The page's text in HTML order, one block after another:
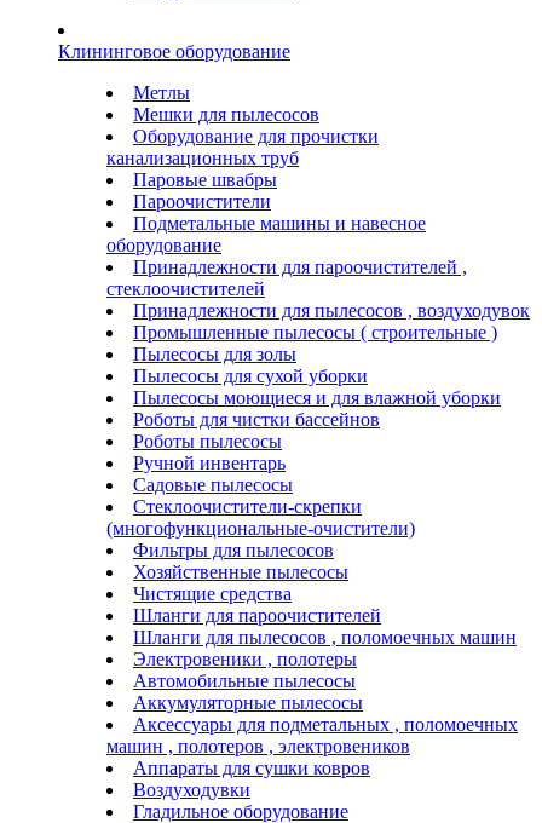
Клининговое оборудование
Метлы
Мешки для пылесосов
Оборудование для прочистки
канализационных труб
Паровые швабры
Пароочистители
Подметальные машины и навесное
оборудование
Принадлежности для пароочистителей ,
стеклоочистителей
Принадлежности для пылесосов , воздуходувок
Промышленные пылесосы ( строительные )
Пылесосы для золы
Пылесосы для сухой уборки
Пылесосы моющиеся и для влажной уборки
Роботы для чистки бассейнов
Роботы пылесосы
Ручной инвентарь
Садовые пылесосы
Стеклоочистители-скрепки
(многофункциональные-очистители)
Фильтры для пылесосов
Хозяйственные пылесосы
Чистящие средства
Шланги для пароочистителей
Шланги для пылесосов , поломоечных машин
Электровеники , полотеры
Автомобильные пылесосы
Аккумуляторные пылесосы
Аксессуары для подметальных , поломоечных
машин , полотеров , электровеников
Аппараты для сушки ковров
Воздуходувки
Гладильное оборудование